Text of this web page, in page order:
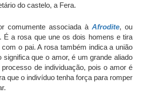
do castelo, a Fera.
comumente associada à Afrodite, ou
É a rosa que une os dois homens e tira
o pai. A rosa também indica a união
significa que o amor, é um grande aliado
de individuação, pois o amor é
que o indivíduo tenha força para romper